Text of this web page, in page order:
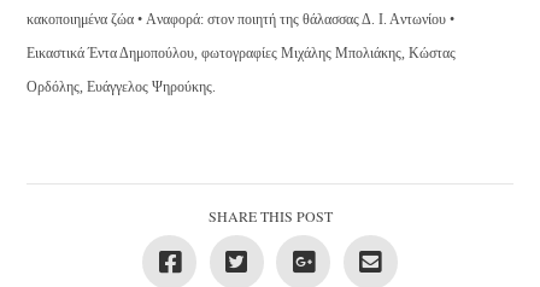
κακοποιημένα ζώα • Aναφορά: στον ποιητή της θάλασσας Δ. I. Aντωνίου •
Εικαστικά Έντα Δημοπούλου, φωτογραφίες Μιχάλης Μπολιάκης, Κώστας
Ορδόλης, Ευάγγελος Ψηρούκης.
SHARE THIS POST